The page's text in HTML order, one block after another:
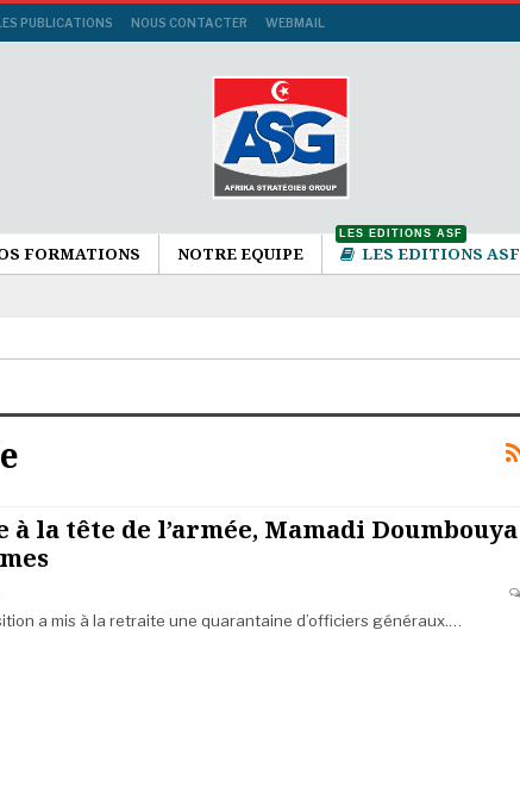
PUBLICATIONS NOUS CONTACTER WEBMAIL
FORMATIONS NOTRE EQUIPE LES EDITIONS ASF
LES EDITIONS ASF
à la tête de l’armée, Mamadi Doumbouya
a mis à la retraite une quarantaine d’officiers généraux.…